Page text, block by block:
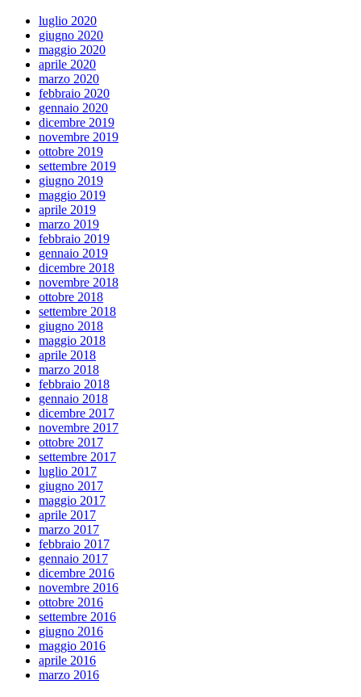
luglio 2020
giugno 2020
maggio 2020
aprile 2020
marzo 2020
febbraio 2020
gennaio 2020
dicembre 2019
novembre 2019
ottobre 2019
settembre 2019
giugno 2019
maggio 2019
aprile 2019
marzo 2019
febbraio 2019
gennaio 2019
dicembre 2018
novembre 2018
ottobre 2018
settembre 2018
giugno 2018
maggio 2018
aprile 2018
marzo 2018
febbraio 2018
gennaio 2018
dicembre 2017
novembre 2017
ottobre 2017
settembre 2017
luglio 2017
giugno 2017
maggio 2017
aprile 2017
marzo 2017
febbraio 2017
gennaio 2017
dicembre 2016
novembre 2016
ottobre 2016
settembre 2016
giugno 2016
maggio 2016
aprile 2016
marzo 2016